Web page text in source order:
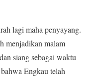
lagi maha penyayang.
menjadikan malam
siang sebagai waktu
Engkau telah